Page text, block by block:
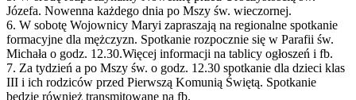
Józefa. Nowenna każdego dnia po Mszy św. wieczornej.
6. W sobotę Wojownicy Maryi zapraszają na regionalne spotkanie
formacyjne dla mężczyzn. Spotkanie rozpocznie się w Parafii św.
Michała o godz. 12.30.Więcej informacji na tablicy ogłoszeń i fb.
7. Za tydzień a po Mszy św. o godz. 12.30 spotkanie dla dzieci klas
III i ich rodziców przed Pierwszą Komunią Świętą. Spotkanie
będzie również transmitowane na fb.